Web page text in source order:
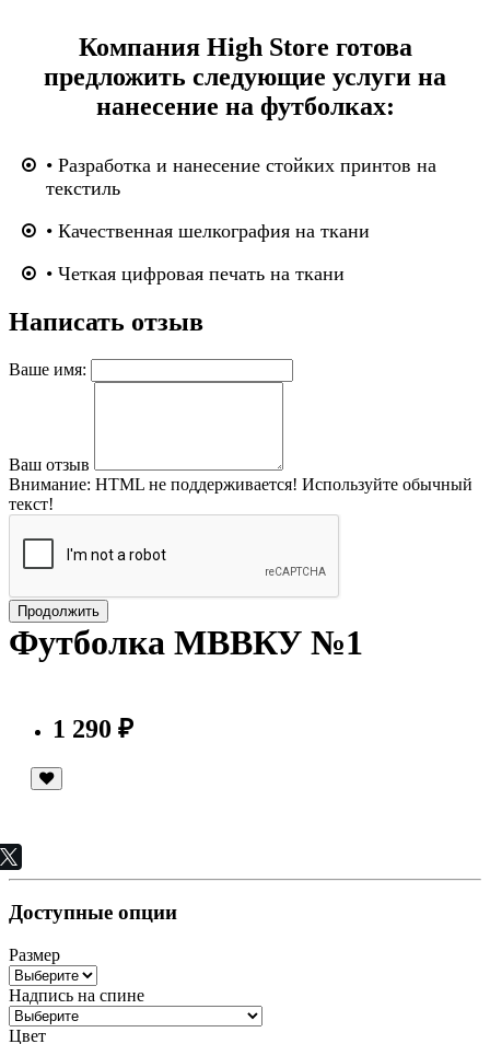
Компания High Store готова
предложить следующие услуги на
нанесение на футболках:
• Разработка и нанесение стойких принтов на
текстиль
• Качественная шелкография на ткани
• Четкая цифровая печать на ткани
Написать отзыв
Ваше имя:
Ваш отзыв
Внимание: HTML не поддерживается! Используйте обычный
текст!
Продолжить
Футболка МВВКУ №1
1 290 ₽
Доступные опции
Размер
Надпись на спине
Цвет